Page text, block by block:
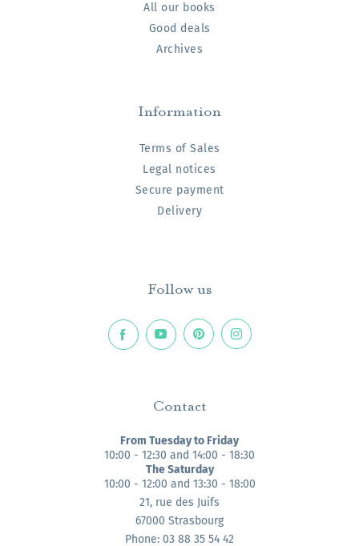
All our books
Good deals
Archives
Information
Terms of Sales
Legal notices
Secure payment
Delivery
Follow us
Contact
From Tuesday to Friday
10:00 - 12:30 and 14:00 - 18:30
The Saturday
10:00 - 12:00 and 13:30 - 18:00
21, rue des Juifs
67000 Strasbourg
Phone: 03 88 35 54 42